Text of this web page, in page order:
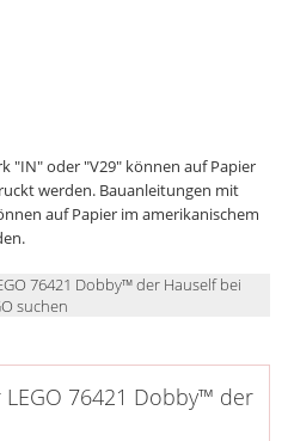
"IN" oder "V29" können auf Papier
werden. Bauanleitungen mit
auf Papier im amerikanischem
76421 Dobby™ der Hauself bei
suchen
76421 Dobby™ der